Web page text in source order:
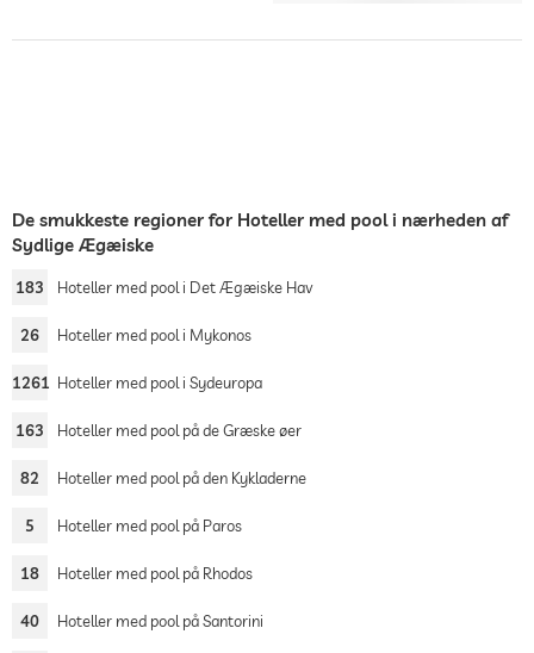
De smukkeste regioner for Hoteller med pool i nærheden af
Sydlige Ægæiske
183 Hoteller med pool i Det Ægæiske Hav
26 Hoteller med pool i Mykonos
1261 Hoteller med pool i Sydeuropa
163 Hoteller med pool på de Græske øer
82 Hoteller med pool på den Kykladerne
5 Hoteller med pool på Paros
18 Hoteller med pool på Rhodos
40 Hoteller med pool på Santorini